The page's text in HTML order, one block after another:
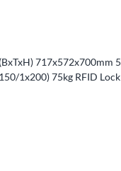
717x572x700mm 5
1x200) 75kg RFID Lock